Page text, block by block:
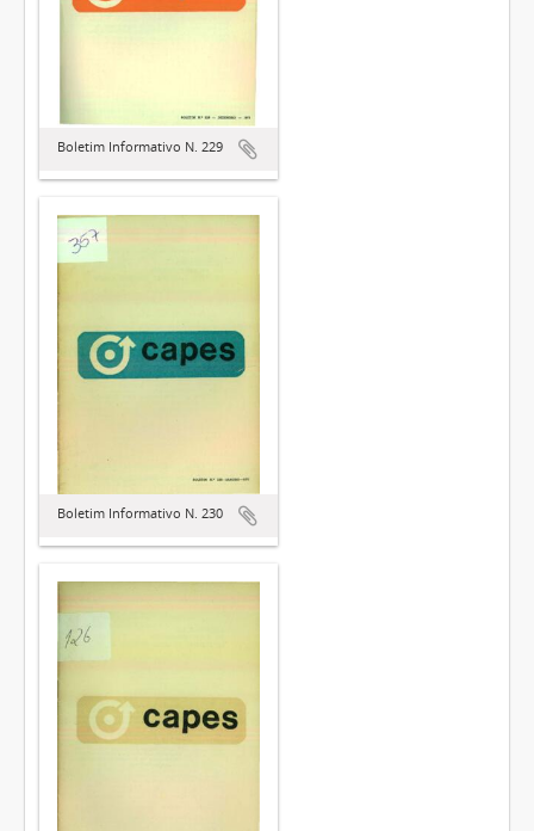
Boletim Informativo N. 229
Boletim Informativo N. 230